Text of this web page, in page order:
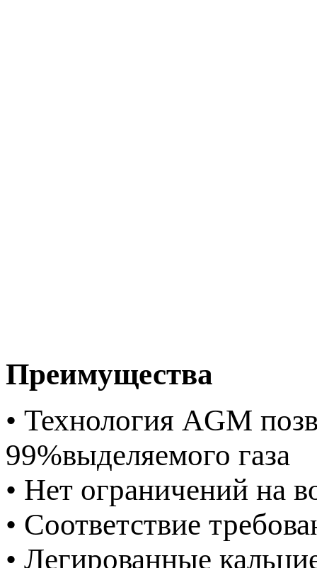
Преимущества
• Технология AGM
99%выделяемого газа
• Нет ограничений на
• Соответствие
• Легированные